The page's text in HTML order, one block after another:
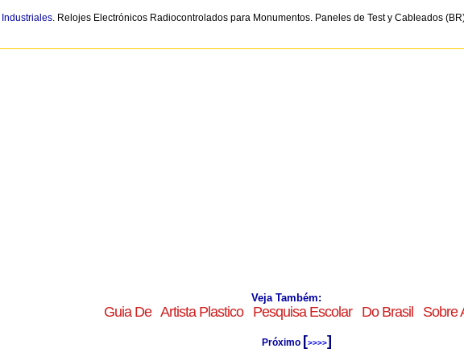
Industriales. Relojes Electrónicos Radiocontrolados para Monumentos. Paneles de Test y Cableados
Veja Também:
Guia De Artista Plastico Pesquisa Escolar Do Brasil Sobre
Próximo [>>>>]